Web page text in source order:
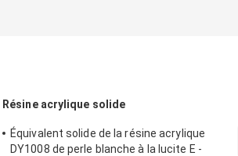
Résine acrylique solide
Équivalent solide de la résine acrylique
DY1008 de perle blanche à la lucite E -